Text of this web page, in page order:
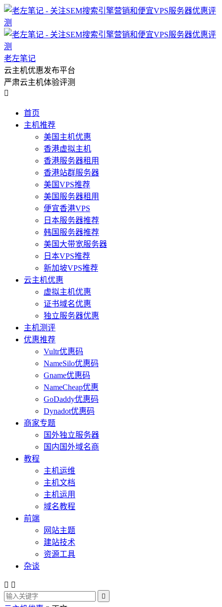
老左笔记
云主机优惠发布平台
严肃云主机体验评测

首页
主机推荐
美国主机优惠
香港虚拟主机
香港服务器租用
香港站群服务器
美国VPS推荐
美国服务器租用
便宜香港VPS
日本服务器推荐
韩国服务器推荐
美国大带宽服务器
日本VPS推荐
新加坡VPS推荐
云主机优惠
虚拟主机优惠
证书域名优惠
独立服务器优惠
主机测评
优惠推荐
Vultr优惠码
NameSilo优惠码
Gname优惠码
NameCheap优惠
GoDaddy优惠码
Dynadot优惠码
商家专题
国外独立服务器
国内国外域名商
教程
主机运维
主机文档
主机运用
域名教程
前端
网站主题
建站技术
资源工具
杂谈
 
